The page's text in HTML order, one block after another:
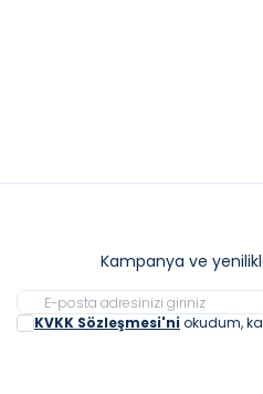
Kampanya ve
KVKK Sözleşmesi'ni okudum,